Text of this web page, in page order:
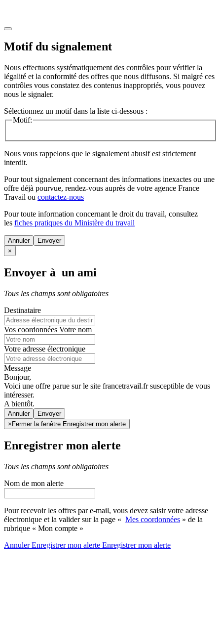
Motif du signalement
Nous effectuons systématiquement des contrôles pour vérifier la
légalité et la conformité des offres que nous diffusons. Si malgré ces
contrôles vous constatez des contenus inappropriés, vous pouvez
nous le signaler.
Sélectionnez un motif dans la liste ci-dessous :
Motif:
Nous vous rappelons que le signalement abusif est strictement
interdit.
Pour tout signalement concernant des informations inexactes ou une
offre déjà pourvue, rendez-vous auprès de votre agence France
Travail ou contactez-nous
Pour toute information concernant le droit du travail, consultez
les fiches pratiques du Ministère du travail
Annuler
×
Envoyer à un ami
Tous les champs sont obligatoires
Destinataire
Vos coordonnées Votre nom
Votre adresse électronique
Message
Bonjour,
Voici une offre parue sur le site francetravail.fr susceptible de vous
intéresser.
A bientôt.
Annuler
× Fermer la fenêtre Enregistrer mon alerte
Enregistrer mon alerte
Tous les champs sont obligatoires
Nom de mon alerte
Pour recevoir les offres par e-mail, vous devez saisir votre adresse
électronique et la valider sur la page « Mes coordonnées » de la
rubrique « Mon compte »
AnnulerEnregistrer mon alerte Enregistrermon alerte